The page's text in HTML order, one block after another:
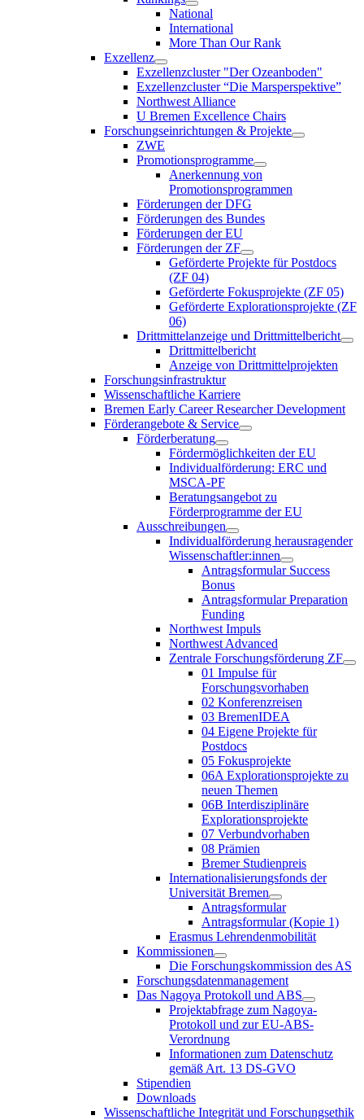
National
International
More Than Our Rank
Exzellenz
Exzellenzcluster "Der Ozeanboden"
Exzellenzcluster “Die Marsperspektive”
Northwest Alliance
U Bremen Excellence Chairs
Forschungseinrichtungen & Projekte
ZWE
Promotionsprogramme
Anerkennung von
Promotionsprogrammen
Förderungen der DFG
Förderungen des Bundes
Förderungen der EU
Förderungen der ZF
Geförderte Projekte für Postdocs
(ZF 04)
Geförderte Fokusprojekte (ZF 05)
Geförderte Explorationsprojekte (ZF
06)
Drittmittelanzeige und Drittmittelbericht
Drittmittelbericht
Anzeige von Drittmittelprojekten
Forschungsinfrastruktur
Wissenschaftliche Karriere
Bremen Early Career Researcher Development
Förderangebote & Service
Förderberatung
Fördermöglichkeiten der EU
Individualförderung: ERC und
MSCA-PF
Beratungsangebot zu
Förderprogramme der EU
Ausschreibungen
Individualförderung herausragender
Wissenschaftler:innen
Antragsformular Success
Bonus
Antragsformular Preparation
Funding
Northwest Impuls
Northwest Advanced
Zentrale Forschungsförderung ZF
01 Impulse für
Forschungsvorhaben
02 Konferenzreisen
03 BremenIDEA
04 Eigene Projekte für
Postdocs
05 Fokusprojekte
06A Explorationsprojekte zu
neuen Themen
06B Interdisziplinäre
Explorationsprojekte
07 Verbundvorhaben
08 Prämien
Bremer Studienpreis
Internationalisierungsfonds der
Universität Bremen
Antragsformular
Antragsformular (Kopie 1)
Erasmus Lehrendenmobilität
Kommissionen
Die Forschungskommission des AS
Forschungsdatenmanagement
Das Nagoya Protokoll und ABS
Projektabfrage zum Nagoya-
Protokoll und zur EU-ABS-
Verordnung
Informationen zum Datenschutz
gemäß Art. 13 DS-GVO
Stipendien
Downloads
Wissenschaftliche Integrität und Forschungsethik